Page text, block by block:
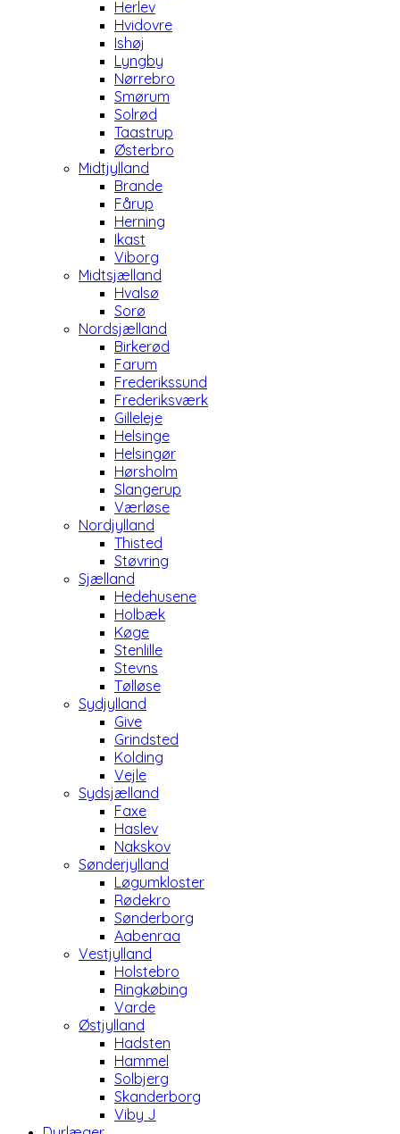
Herlev
Hvidovre
Ishøj
Lyngby
Nørrebro
Smørum
Solrød
Taastrup
Østerbro
Midtjylland
Brande
Fårup
Herning
Ikast
Viborg
Midtsjælland
Hvalsø
Sorø
Nordsjælland
Birkerød
Farum
Frederikssund
Frederiksværk
Gilleleje
Helsinge
Helsingør
Hørsholm
Slangerup
Værløse
Nordjylland
Thisted
Støvring
Sjælland
Hedehusene
Holbæk
Køge
Stenlille
Stevns
Tølløse
Sydjylland
Give
Grindsted
Kolding
Vejle
Sydsjælland
Faxe
Haslev
Nakskov
Sønderjylland
Løgumkloster
Rødekro
Sønderborg
Aabenraa
Vestjylland
Holstebro
Ringkøbing
Varde
Østjylland
Hadsten
Hammel
Solbjerg
Skanderborg
Viby J